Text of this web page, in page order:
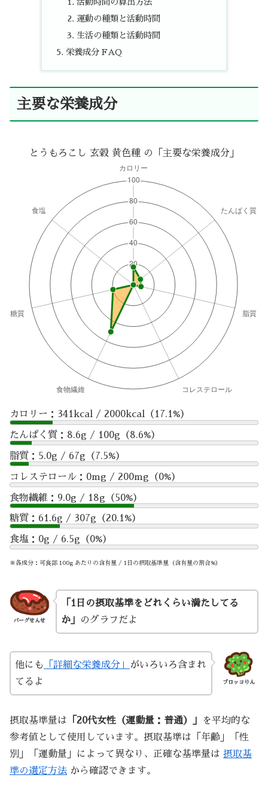
活動時間の算出方法
運動の種類と活動時間
生活の種類と活動時間
栄養成分 FAQ
主要な栄養成分
とうもろこし 玄穀 黄色種 の「主要な栄養成分」
カロリー：341kcal / 2000kcal（17.1%）
たんぱく質：8.6g / 100g（8.6%）
脂質：5.0g / 67g（7.5%）
コレステロール：0mg / 200mg（0%）
食物繊維：9.0g / 18g（50%）
糖質：61.6g / 307g（20.1%）
食塩：0g / 6.5g（0%）
※各成分：可食部 100g あたりの含有量 / 1日の摂取基準量（含有量の割合%）
バーグせんせ
「1日の摂取基準をどれくらい満たしてる
か」
のグラフだよ
ブロッコりん
他にも 「詳細な栄養成分」
がいろいろ含まれ
てるよ
摂取基準量は 「20代女性（運動量：普通）」
を平均的な
参考値として使用しています。摂取基準は「年齢」「性
別」「運動量」によって異なり、正確な基準量は 摂取基
準の選定方法 から確認できます。